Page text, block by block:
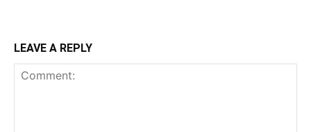
LEAVE A REPLY